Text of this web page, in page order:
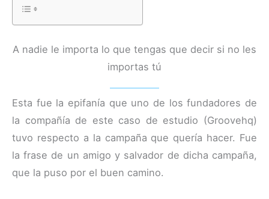
A nadie le importa lo que tengas que decir si no les
importas tú
Esta fue la epifanía que uno de los fundadores de
la compañía de este caso de estudio (Groovehq)
tuvo respecto a la campaña que quería hacer. Fue
la frase de un amigo y salvador de dicha campaña,
que la puso por el buen camino.